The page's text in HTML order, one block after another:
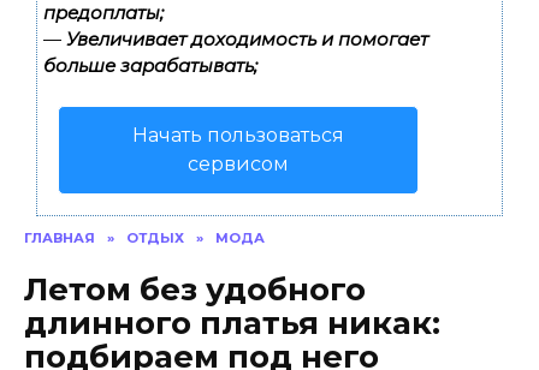
предоплаты;
— Увеличивает доходимость и помогает
больше зарабатывать;
Начать пользоваться
сервисом
ГЛАВНАЯ » ОТДЫХ » МОДА
Летом без удобного
длинного платья никак:
подбираем под него